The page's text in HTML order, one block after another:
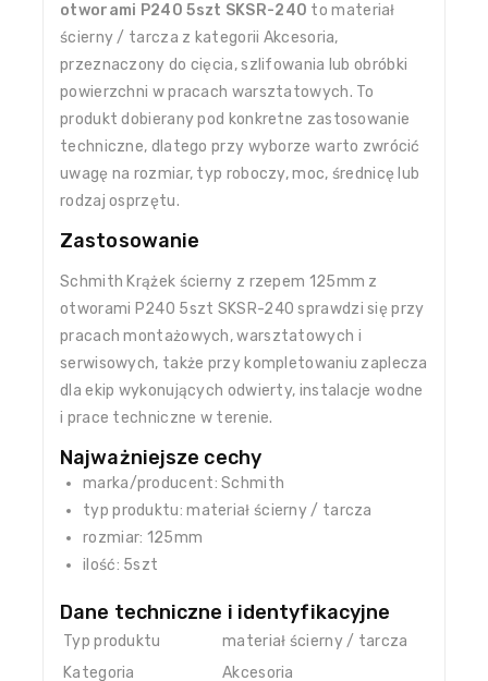
otworami P240 5szt SKSR-240 to materiał
ścierny / tarcza z kategorii Akcesoria,
przeznaczony do cięcia, szlifowania lub obróbki
powierzchni w pracach warsztatowych. To
produkt dobierany pod konkretne zastosowanie
techniczne, dlatego przy wyborze warto zwrócić
uwagę na rozmiar, typ roboczy, moc, średnicę lub
rodzaj osprzętu.
Zastosowanie
Schmith Krążek ścierny z rzepem 125mm z
otworami P240 5szt SKSR-240 sprawdzi się przy
pracach montażowych, warsztatowych i
serwisowych, także przy kompletowaniu zaplecza
dla ekip wykonujących odwierty, instalacje wodne
i prace techniczne w terenie.
Najważniejsze cechy
marka/producent: Schmith
typ produktu: materiał ścierny / tarcza
rozmiar: 125mm
ilość: 5szt
Dane techniczne i identyfikacyjne
Typ produktu
materiał ścierny / tarcza
Kategoria
Akcesoria